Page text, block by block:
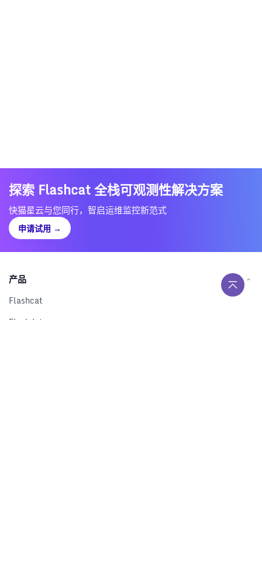
探索 Flashcat 全栈可观测性解决方案
快猫星云与您同行，智启运维监控新范式
申请试用 →
产品
Flashcat
Flashduty